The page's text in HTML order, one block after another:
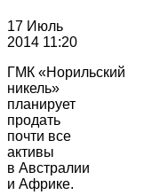
17 Июль
2014 11:20
ГМК «Норильский
никель»
планирует
продать
почти все
активы
в Австралии
и Африке.